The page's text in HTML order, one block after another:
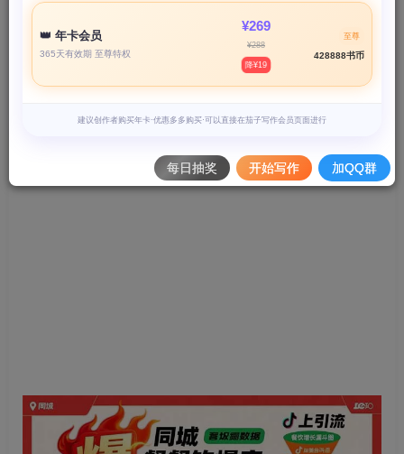
👑 年卡会员
365天有效期 至尊特权
¥269
¥288
降¥19
至尊
428888书币
建议创作者购买年卡·优惠多多购买·可以直接在茄子写作会员页面进行
每日抽奖 开始写作 加QQ群